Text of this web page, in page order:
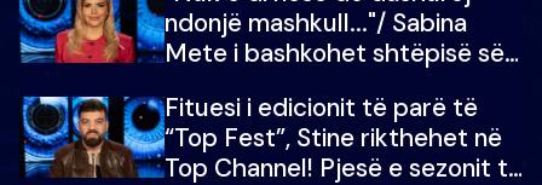
ndonjë mashkull..."/ Sabina
Mete i bashkohet shtëpisë së
për në fund!
Fituesi i edicionit të parë të
“Top Fest”, Stine rikthehet në
Top Channel! Pjesë e sezonit të